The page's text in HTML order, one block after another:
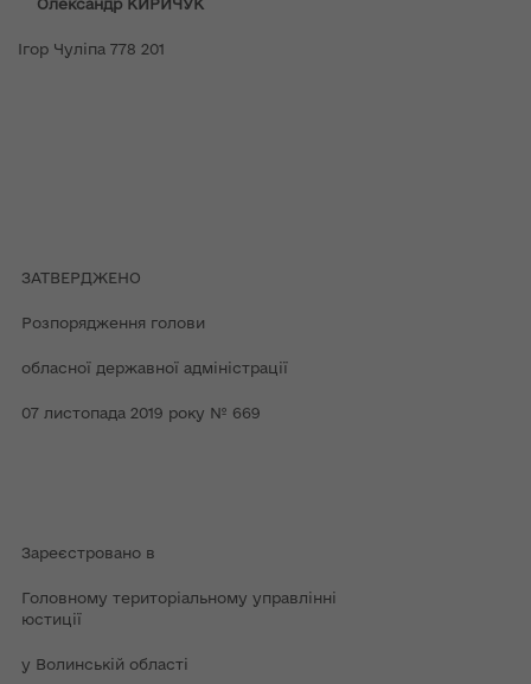
Олександр КИРИЧУК
Ігор Чуліпа 778 201
ЗАТВЕРДЖЕНО
Розпорядження голови
обласної державної адміністрації
07 листопада 2019 року № 669
Зареєстровано в
Головному територіальному управлінні
юстиції
у Волинській області